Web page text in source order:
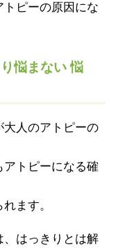
トピーの原因にな
悩まない 悩
大人のアトピーの
アトピーになる確
ます。
、はっきりとは解